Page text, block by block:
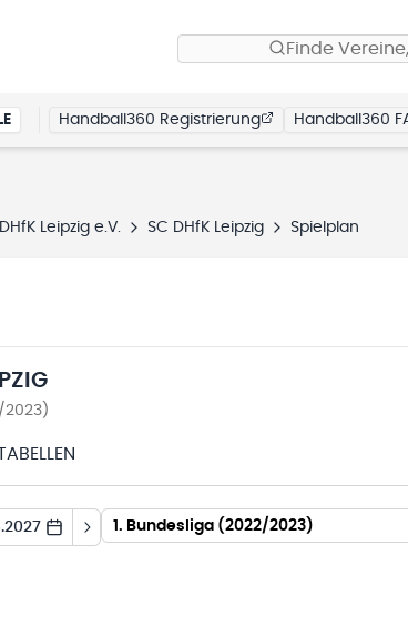
Finde
Handball360 Registrierung Handball360
Leipzig e.V. SC DHfK Leipzig Spielplan
2023)
1. Bundesliga (2022/2023)